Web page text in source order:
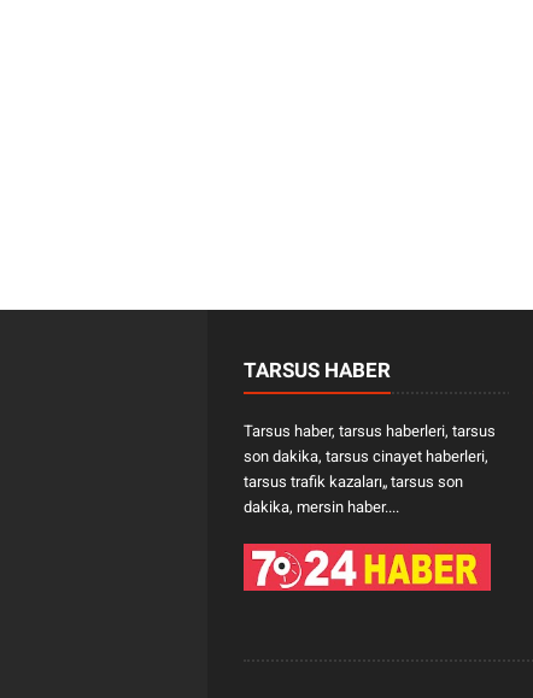
TARSUS HABER
Tarsus haber, tarsus haberleri, tarsus
son dakika, tarsus cinayet haberleri,
tarsus trafik kazaları„ tarsus son
dakika, mersin haber....